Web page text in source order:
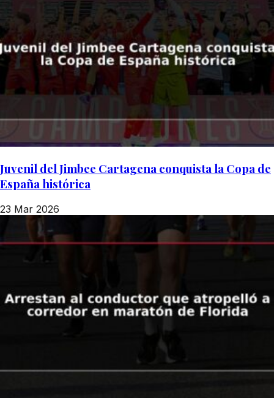
Juvenil del Jimbee Cartagena conquista la Copa de
España histórica
23 Mar 2026